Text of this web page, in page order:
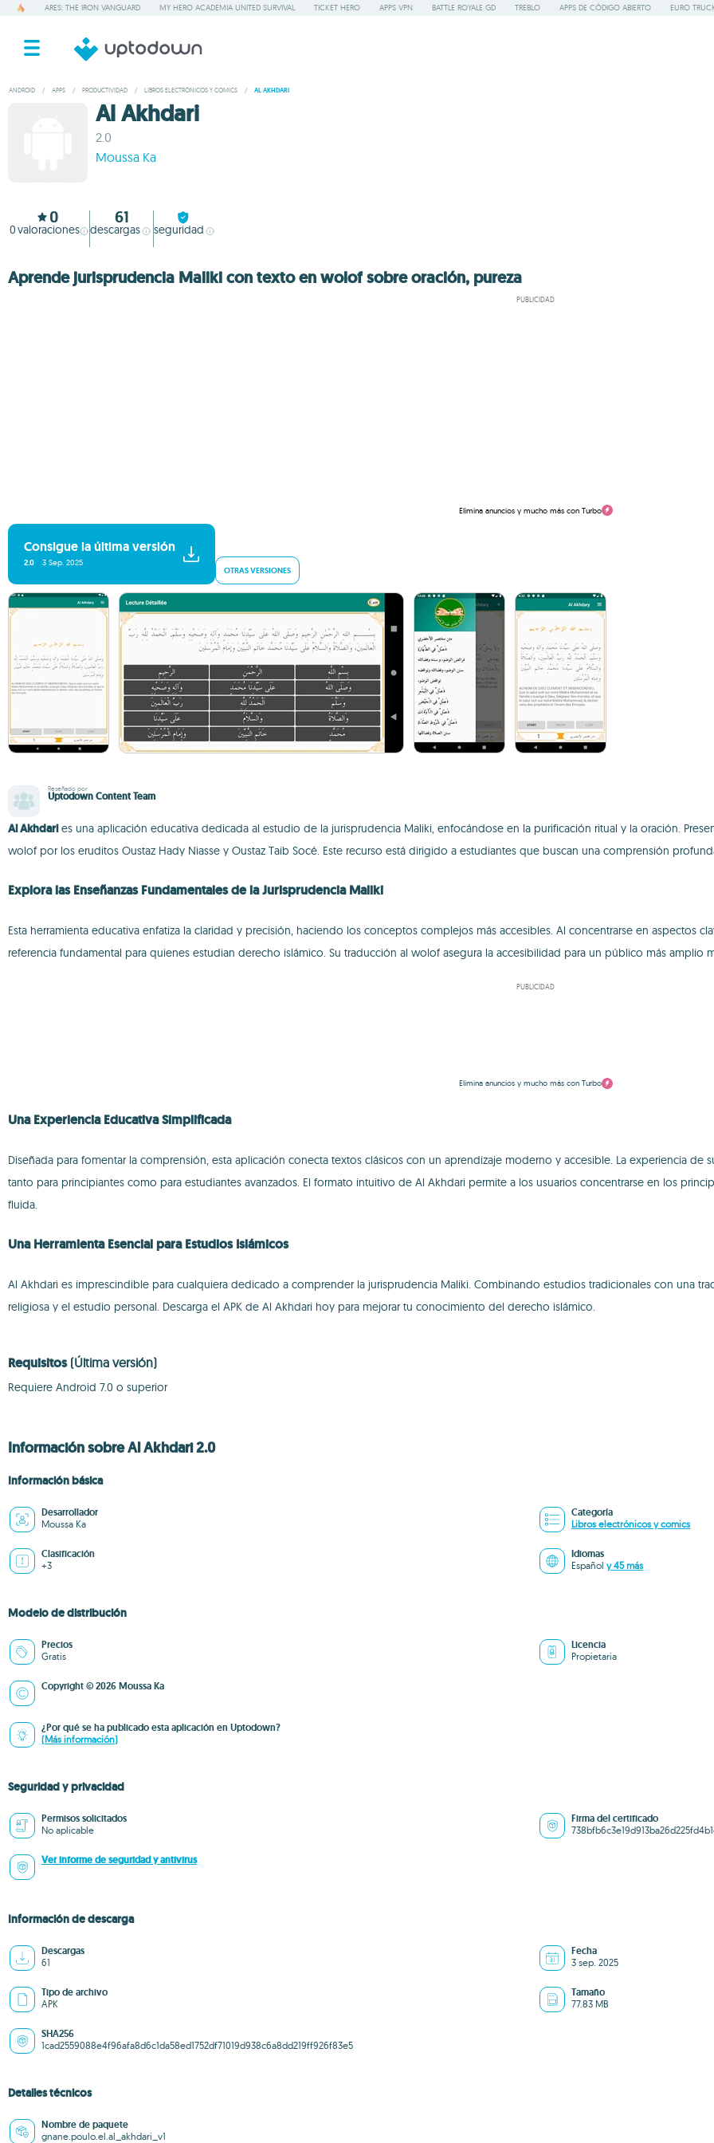
ARES: THE IRON VANGUARD MY HERO ACADEMIA UNITED SURVIVAL TICKET HERO APPS VPN BATTLE ROYALE GD TREBLO APPS DE CÓDIGO ABIERTO EURO
ANDROID / APPS / PRODUCTIVIDAD / LIBROS ELECTRÓNICOS Y COMICS / AL AKHDARI
Al Akhdari
2.0
Moussa Ka
0
0valoraciones
61
descargas seguridad
Aprende jurisprudencia Maliki con texto en wolof sobre oración, pureza
PUBLICIDAD
Elimina anuncios y mucho más con Turbo
Consigue la última versión
2.0 3 Sep. 2025
OTRAS VERSIONES
Reseñado por
Uptodown Content Team
Al Akhdaries una aplicación educativa dedicada al estudio de la jurisprudencia Maliki, enfocándose en la purificación ritual y la oración.
wolof por los eruditos Oustaz Hady Niasse y Oustaz Taib Socé. Este recurso está dirigido a estudiantes que buscan una comprensión
Explora las Enseñanzas Fundamentales de la Jurisprudencia Maliki
Esta herramienta educativa enfatiza la claridad y precisión, haciendo los conceptos complejos más accesibles. Al concentrarse en aspectos
referencia fundamental para quienes estudian derecho islámico. Su traducción al wolof asegura la accesibilidad para un público más
PUBLICIDAD
Elimina anuncios y mucho más con Turbo
Una Experiencia Educativa Simplificada
Diseñada para fomentar la comprensión, esta aplicación conecta textos clásicos con un aprendizaje moderno y accesible. La experiencia
tanto para principiantes como para estudiantes avanzados. El formato intuitivo de Al Akhdari permite a los usuarios concentrarse en los
fluida.
Una Herramienta Esencial para Estudios Islámicos
Al Akhdari es imprescindible para cualquiera dedicado a comprender la jurisprudencia Maliki. Combinando estudios tradicionales con una
religiosa y el estudio personal. Descarga el APK de Al Akhdari hoy para mejorar tu conocimiento del derecho islámico.
Requisitos (Última versión)
Requiere Android 7.0 o superior
Información sobre Al Akhdari 2.0
Información básica
Desarrollador
Moussa Ka
Categoría
Libros electrónicos y comics
Clasificación
+3
Idiomas
Español y 45 más
Modelo de distribución
Precios
Gratis
Licencia
Propietaria
Copyright © 2026 Moussa Ka
¿Por qué se ha publicado esta aplicación en Uptodown?
(Más información)
Seguridad y privacidad
Permisos solicitados
No aplicable
Firma del certificado
Ver informe de seguridad y antivirus
Información de descarga
Descargas
61
Fecha
3 sep. 2025
Tipo de archivo
APK
Tamaño
77.83 MB
SHA256
1cad2559088e4f96afa8d6c1da58ed1752df71019d938c6a8dd219ff926f83e5
Detalles técnicos
Nombre de paquete
gnane.poulo.el.al_akhdari_v1